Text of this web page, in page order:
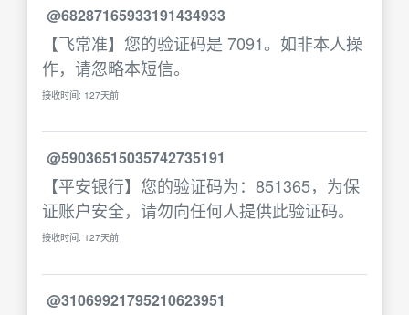
@68287165933191434933
【飞常准】您的验证码是 7091。如非本人操
作，请忽略本短信。
接收时间: 127天前
@59036515035742735191
【平安银行】您的验证码为：851365，为保
证账户安全，请勿向任何人提供此验证码。
接收时间: 127天前
@31069921795210623951